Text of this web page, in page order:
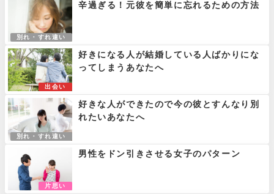
別れ・すれ違い
辛過ぎる！元彼を簡単に忘れるための方法
出会い
好きになる人が結婚している人ばかりにな
ってしまうあなたへ
別れ・すれ違い
好きな人ができたので今の彼とすんなり別
れたいあなたへ
片思い
男性をドン引きさせる女子のパターン